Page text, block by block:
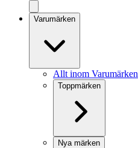
Varumärken
Allt inom Varumärken
Toppmärken
Nya märken